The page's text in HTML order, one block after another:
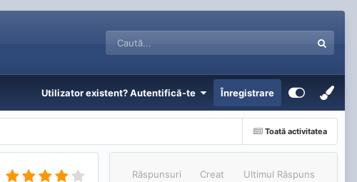
Utilizator existent? Autentifică-te Înregistrare
Toată activitatea
Răspunsuri Creat Ultimul Răspuns